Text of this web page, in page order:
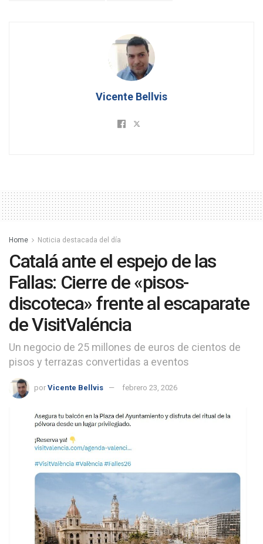
Vicente Bellvis
Home Noticia destacada del día
Catalá ante el espejo de las
Fallas: Cierre de «pisos-
discoteca» frente al escaparate
de VisitValéncia
Un negocio de 25 millones de euros de cientos de
pisos y terrazas convertidas a eventos
por Vicente Bellvis febrero 23, 2026